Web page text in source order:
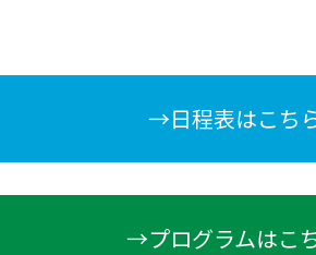
→日程表はこち
→プログラムはこ